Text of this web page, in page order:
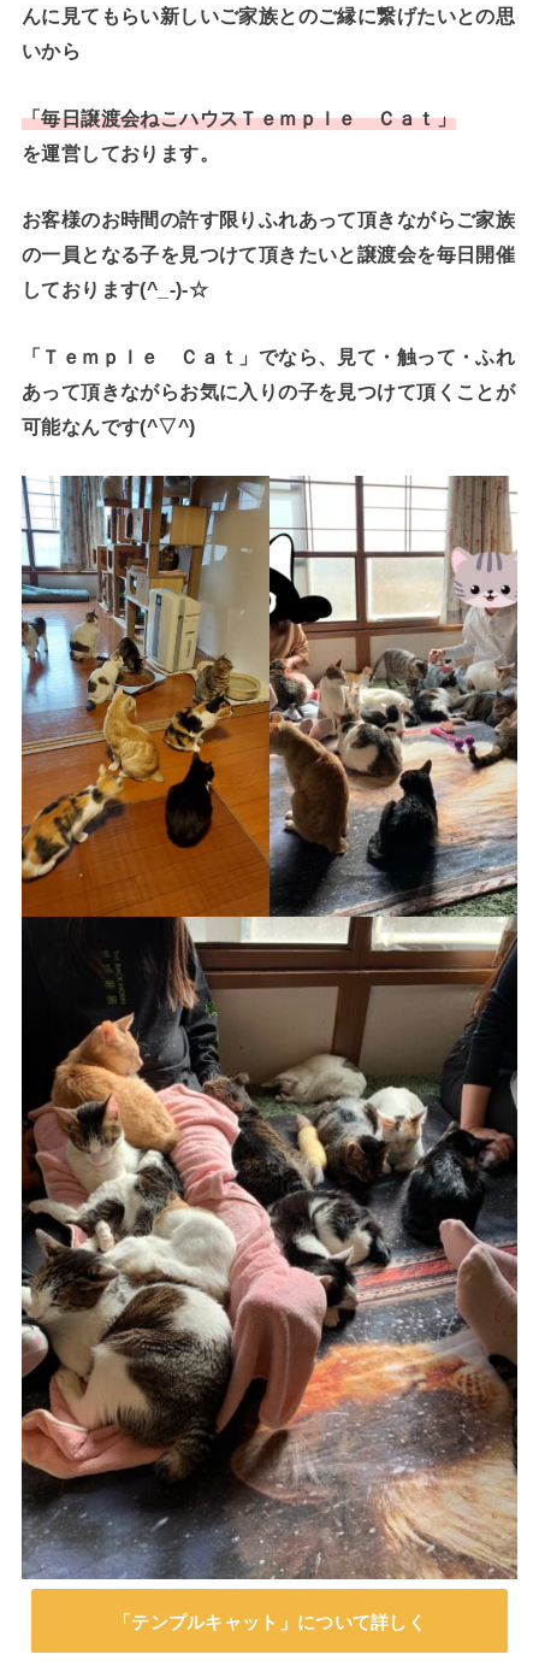
んに見てもらい新しいご家族とのご縁に繋げたいとの思
いから
「毎日譲渡会ねこハウスＴｅｍｐｌｅ Ｃａｔ」
を運営しております。
お客様のお時間の許す限りふれあって頂きながらご家族
の一員となる子を見つけて頂きたいと譲渡会を毎日開催
しております(^_-)-☆
「Ｔｅｍｐｌｅ Ｃａｔ」でなら、見て・触って・ふれ
あって頂きながらお気に入りの子を見つけて頂くことが
可能なんです(^▽^)
「テンプルキャット」について詳しく